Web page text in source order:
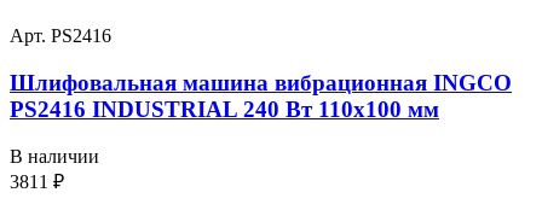
Арт. PS2416
Шлифовальная машина вибрационная INGCO
PS2416 INDUSTRIAL 240 Вт 110х100 мм
В наличии
3811 ₽